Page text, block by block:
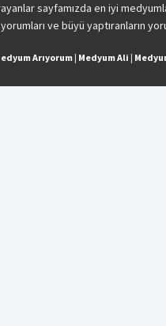
sayfamızda en iyi
ve büyü yaptıranların
Arıyorum| Medyum Ali |